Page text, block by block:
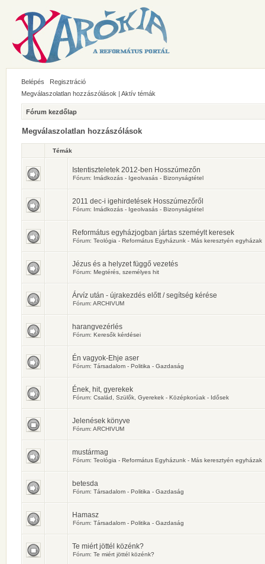
Belépés
Regisztráció
Megválaszolatlan hozzászólások | Aktív témák
Fórum kezdőlap
Megválaszolatlan hozzászólások
Témák
Istentiszteletek 2012-ben Hosszúmezőn
Fórum: Imádkozás - Igeolvasás - Bizonyságtétel
2011 dec-i igehirdetések Hosszúmezőről
Fórum: Imádkozás - Igeolvasás - Bizonyságtétel
Református egyházjogban jártas szeméylt keresek
Fórum: Teológia - Református Egyházunk - Más keresztyén egyházak
Jézus és a helyzet függő vezetés
Fórum: Megtérés, személyes hit
Árvíz után - újrakezdés előtt / segítség kérése
Fórum: ARCHIVUM
harangvezérlés
Fórum: Keresők kérdései
Én vagyok-Ehje aser
Fórum: Társadalom - Politika - Gazdaság
Ének, hit, gyerekek
Fórum: Család, Szülők, Gyerekek - Középkorúak - Idősek
Jelenések könyve
Fórum: ARCHIVUM
mustármag
Fórum: Teológia - Református Egyházunk - Más keresztyén egyházak
betesda
Fórum: Társadalom - Politika - Gazdaság
Hamasz
Fórum: Társadalom - Politika - Gazdaság
Te miért jöttél közénk?
Fórum: Te miért jöttél közénk?